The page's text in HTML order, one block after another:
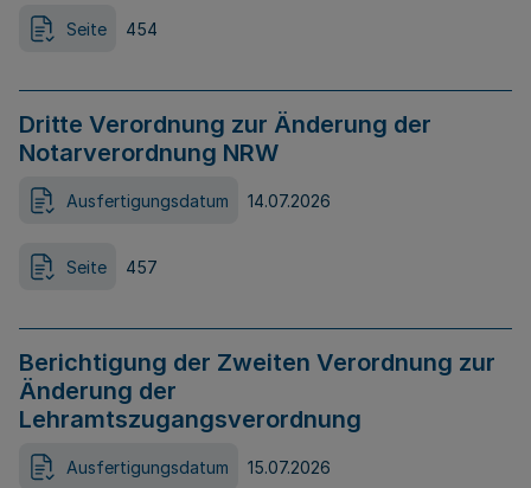
Seite 454
Dritte Verordnung zur Änderung der
Notarverordnung NRW
Ausfertigungsdatum 14.07.2026
Seite 457
Berichtigung der Zweiten Verordnung zur
Änderung der
Lehramtszugangsverordnung
Ausfertigungsdatum 15.07.2026